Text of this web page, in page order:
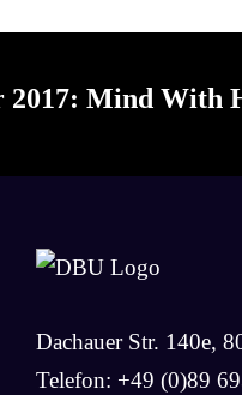
2017: Mind With
Dachauer Str. 140e,
Telefon: +49 (0)89